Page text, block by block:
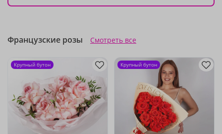
Французские розы Смотреть все
Крупный бутон Крупный бутон